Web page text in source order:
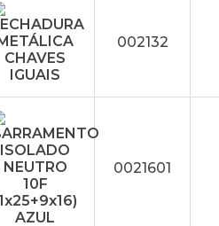
002132
0021601